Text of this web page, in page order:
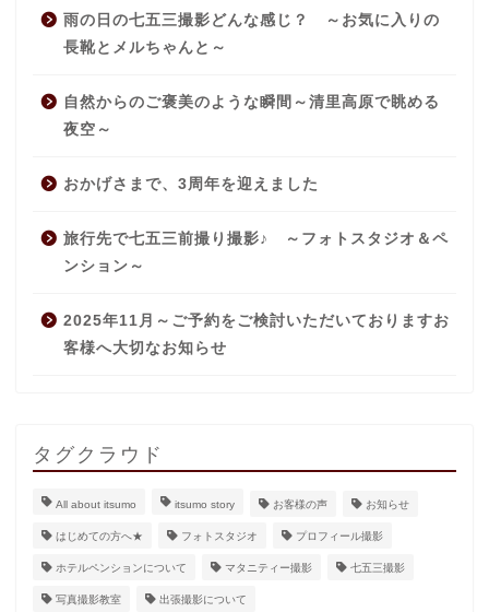
雨の日の七五三撮影どんな感じ？ ～お気に入りの
長靴とメルちゃんと～
自然からのご褒美のような瞬間～清里高原で眺める
夜空～
おかげさまで、3周年を迎えました
旅行先で七五三前撮り撮影♪ ～フォトスタジオ＆ペ
ンション～
2025年11月～ご予約をご検討いただいておりますお
客様へ大切なお知らせ
タグクラウド
All about itsumo itsumo story お客様の声 お知らせ
はじめての方へ★ フォトスタジオ プロフィール撮影
ホテルペンションについて マタニティー撮影 七五三撮影
写真撮影教室 出張撮影について